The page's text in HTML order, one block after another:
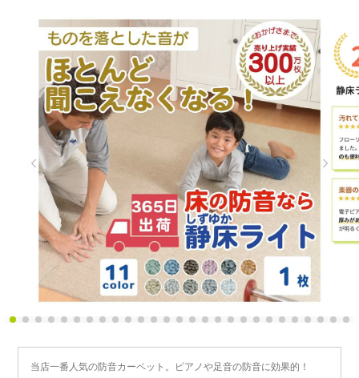
当店一番人気の防音カーペット。ピアノや足音の防音に効果的！